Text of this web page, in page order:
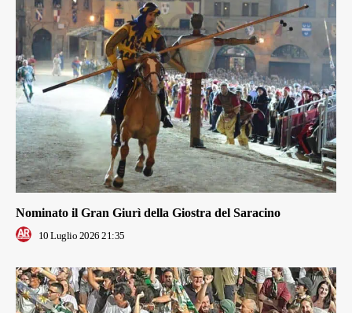
Nominato il Gran Giurì della Giostra del Saracino
10 Luglio 2026 21:35